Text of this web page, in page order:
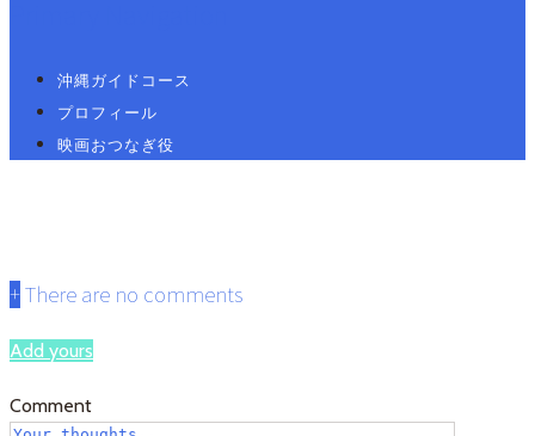
沖縄ガイドコース
プロフィール
映画おつなぎ役
+There are no comments
Add yours
Comment